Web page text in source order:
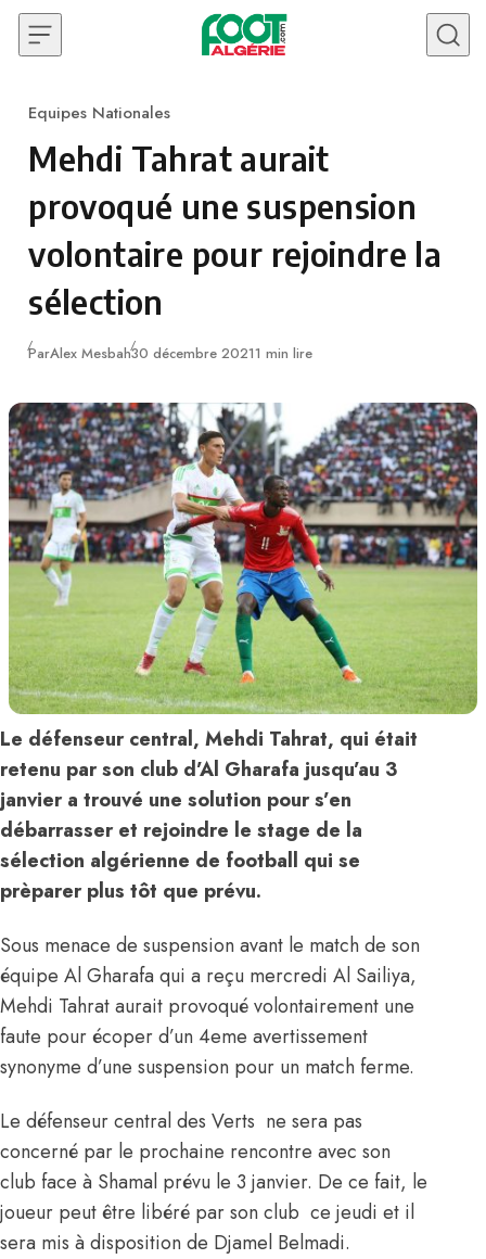
Skip to content
Category
Equipes Nationales
Mehdi Tahrat aurait
provoqué une suspension
volontaire pour rejoindre la
sélection
ParAlex MesbahPublié
30 décembre 20211 min lire
Le défenseur central, Mehdi Tahrat, qui était
retenu par son club d’Al Gharafa jusqu’au 3
janvier a trouvé une solution pour s’en
débarrasser et rejoindre le stage de la
sélection algérienne de football qui se
prèparer plus tôt que prévu.
Sous menace de suspension avant le match de son
équipe Al Gharafa qui a reçu mercredi Al Sailiya,
Mehdi Tahrat aurait provoqué volontairement une
faute pour écoper d’un 4eme avertissement
synonyme d’une suspension pour un match ferme.
Le défenseur central des Verts ne sera pas
concerné par le prochaine rencontre avec son
club face à Shamal prévu le 3 janvier. De ce fait, le
joueur peut être libéré par son club ce jeudi et il
sera mis à disposition de Djamel Belmadi.